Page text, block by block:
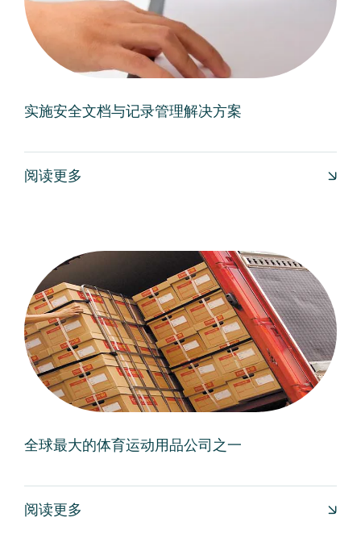
实施安全文档与记录管理解决方案
阅读更多
全球最大的体育运动用品公司之一
阅读更多